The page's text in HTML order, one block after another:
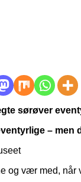
sørøver
–
og vær med, når